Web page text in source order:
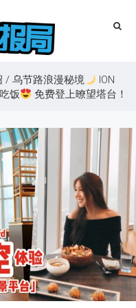
/ 乌节路浪漫秘境
ION
饭
免费登上暸望塔台！